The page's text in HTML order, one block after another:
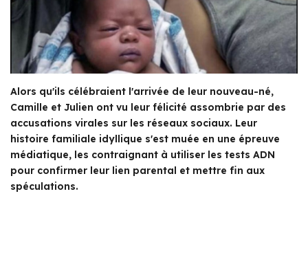
Alors qu'ils célébraient l'arrivée de leur nouveau-né,
Camille et Julien ont vu leur félicité assombrie par des
accusations virales sur les réseaux sociaux. Leur
histoire familiale idyllique s'est muée en une épreuve
médiatique, les contraignant à utiliser les tests ADN
pour confirmer leur lien parental et mettre fin aux
spéculations.